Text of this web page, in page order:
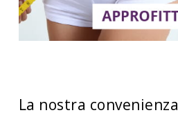
La nostra convenienza